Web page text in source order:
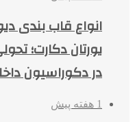
انواع قاب بندی
یورتان دکارت؛
در دکوراسیون
1 هفته پیش